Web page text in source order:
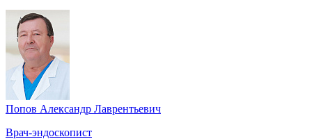
Попов Александр Лаврентьевич
Врач-эндоскопист